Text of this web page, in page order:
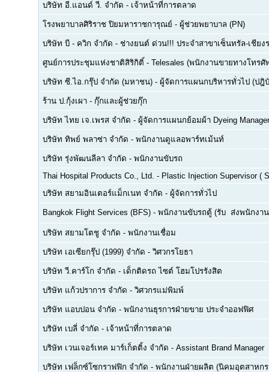
บริษัท อี.แอนด์ วี. จำกัด - เจ้าหน้าที่การตลาด
โรงพยาบาลศิริราช ปิยมหาราชการุณย์ - ผู้ช่วยพยาบาล (PN)
บริษัท บี - ควิก จำกัด - ช่างยนต์ ด่วน!!! ประจำสาขาเซ็นทรัล-เชียง
ศูนย์การประชุมแห่งชาติสิริกิติ์ - Telesales (พนักงานขายทางโทร
บริษัท ซี.ไอ.กรุ๊ป จำกัด (มหาชน) - ผู้จัดการแผนกบริหารทั่วไป (ปฎิ
ร้าน ป.กุ้งเผา - กุ๊กและผู้ช่วยกุ๊ก
บริษัท ไทย เจ.เพรส จำกัด - ผู้จัดการแผนกย้อมผ้า Dyeing Manager
บริษัท ทิพย์ พลาซ่า จำกัด - พนักงานดูแลอพาร์ทเม้นท์
บริษัท รุ่งพัฒนลีลา จำกัด - พนักงานขับรถ
Thai Hospital Products Co., Ltd. - Plastic Injection Supervisor (
บริษัท สยามอินเตอร์แม็กเนท จำกัด - ผู้จัดการทั่วไป
Bangkok Flight Services (BFS) - พนักงานขับรถตู้ (รับ  ส่งพนักงา
บริษัท สยามโตชู จำกัด - พนักงานเชื่อม
บริษัท เอเซียกรุ๊ป (1999) จำกัด - วิศวกรโยธา
บริษัท วี.คาร์โก จำกัด - เด็กติดรถ ไซต์ โฮมโปรรังสิต
บริษัท แก้วปราการ จำกัด - วิศวกรแม่พิมพ์
บริษัท แอบปอน จำกัด - พนักงานธุรการฝ่ายขาย ประจำออฟฟิศ
บริษัท เบลี่ จำกัด - เจ้าหน้าที่การตลาด
บริษัท เวนเจอร์เทค มาร์เก็ตติ้ง จำกัด - Assistant Brand Manager
บริษัท เฟล็กซ์โซกราฟฟิก จำกัด - พนักงานฝ่ายผลิต (นิคมอุตสาหก